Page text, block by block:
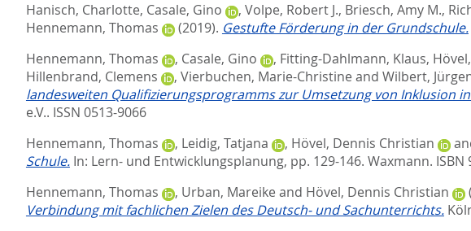
Hanisch, Charlotte, Casale, Gino , Volpe, Robert J., Briesch, Amy M.,
Hennemann, Thomas
(2019). Gestufte Förderung in der Grundschule.
Hennemann, Thomas
, Casale, Gino , Fitting-Dahlmann, Klaus,
Hillenbrand, Clemens
, Vierbuchen, Marie-Christine and Wilbert,
landesweiten Qualifizierungsprogramms zur Umsetzung von Inklusion
e.V.. ISSN 0513-9066
Hennemann, Thomas
, Leidig, Tatjana , Hövel, Dennis Christian
Schule. In: Lern- und Entwicklungsplanung, pp. 129-146. Waxmann. ISBN
Hennemann, Thomas
, Urban, Mareike and Hövel, Dennis Christian
Verbindung mit fachlichen Zielen des Deutsch- und Sachunterrichts.